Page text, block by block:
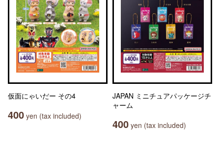
仮面にゃいだー その4
400 yen (tax included)
JAPAN ミニチュアパッケージチ
ャーム
400 yen (tax included)